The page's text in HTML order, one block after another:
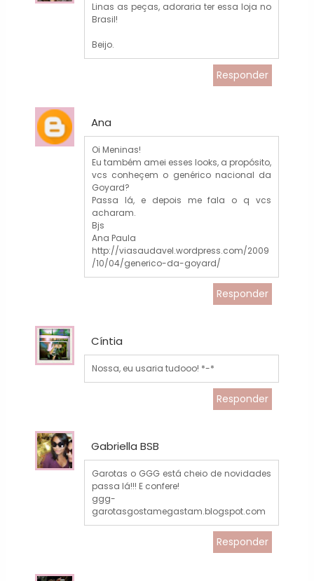
Linas as peças, adoraria ter essa loja no
Brasil!
Beijo.
Responder
Ana
Oi Meninas!
Eu também amei esses looks, a propósito,
vcs conheçem o genérico nacional da
Goyard?
Passa lá, e depois me fala o q vcs
acharam.
Bjs
Ana Paula
http://viasaudavel.wordpress.com/2009
/10/04/generico-da-goyard/
Responder
Cíntia
Nossa, eu usaria tudooo! *-*
Responder
Gabriella BSB
Garotas o GGG está cheio de novidades
passa lá!!! E confere!
ggg-
garotasgostamegastam.blogspot.com
Responder